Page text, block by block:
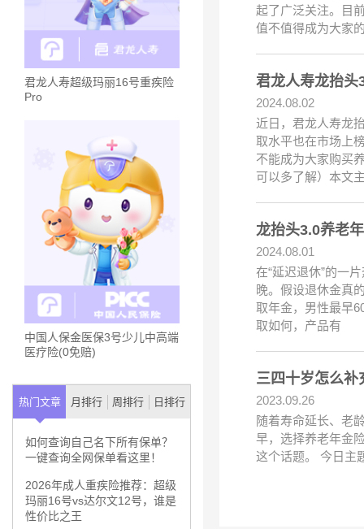
君龙人寿超级玛丽16号重疾险
Pro
中国人保金医保3号少儿中高端
医疗险(0免赔)
热门文章 月排行 周排行 日排行
如何查询自己名下所有保单？
一键查询全网保单看这里！
2026年成人重疾险推荐：超级
玛丽16号vs达尔文12号，谁是
性价比之王
起了广泛关注。目
值不值得成为大家
君龙人寿龙抬头
2024.08.02
近日，君龙人寿龙
取水平也在市场上
不能成为大家购买
可以多了解）本文
龙抬头3.0养老
2024.08.01
在“延迟退休”的一
晚。假设退休金真
取年金，男性最早
取如何，产品有
三四十岁怎么补
2023.09.26
随着寿命延长、老
早，选择养老年金
这个话题。 今日主